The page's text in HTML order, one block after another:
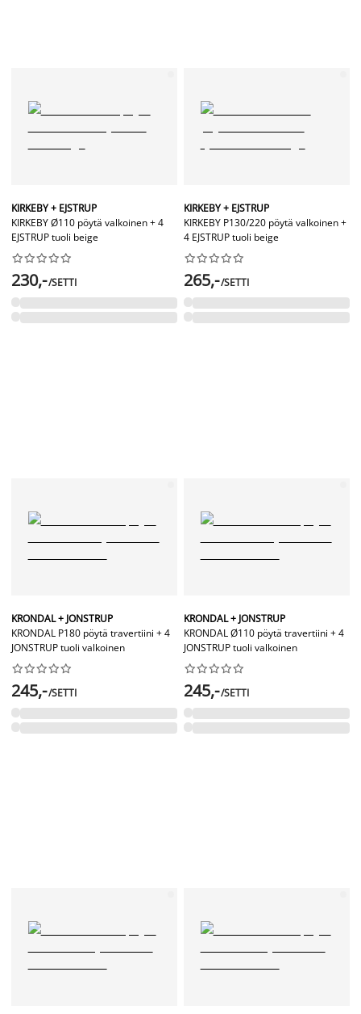
KIRKEBY + EJSTRUP
KIRKEBY Ø110 pöytä valkoinen + 4
EJSTRUP tuoli beige






230,-/SETTI
KIRKEBY + EJSTRUP
KIRKEBY P130/220 pöytä valkoinen +
4 EJSTRUP tuoli beige






265,-/SETTI
KRONDAL + JONSTRUP
KRONDAL P180 pöytä travertiini + 4
JONSTRUP tuoli valkoinen






245,-/SETTI
KRONDAL + JONSTRUP
KRONDAL Ø110 pöytä travertiini + 4
JONSTRUP tuoli valkoinen






245,-/SETTI